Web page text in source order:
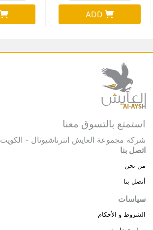
ADD
استمتع بالتسوق معنا
شركة مجموعة العايش انترناشيونال - الكويت
اتصل بنا
من نحن
أتصل بنا
سياسات
الشروط و الأحكام